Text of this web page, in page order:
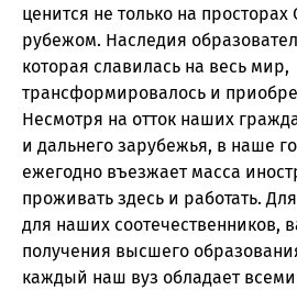
ценится не только на просторах
рубежом. Наследия
которая славилась на весь мир,
трансформировалось и
Несмотря на отток наших
и дальнего зарубежья, в наше
ежегодно въезжает масса
проживать здесь и работать.
для наших соотечественников,
получения высшего
каждый наш вуз обладает